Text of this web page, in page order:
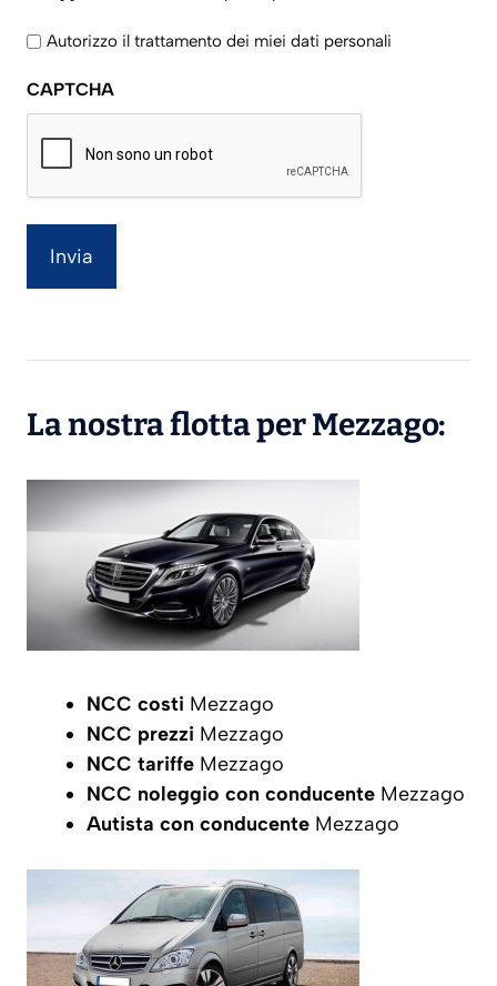
legga
l'informativa
privacy
Autorizzo il trattamento dei miei dati personali
CAPTCHA
La nostra flotta per Mezzago:
NCC costi Mezzago
NCC prezzi Mezzago
NCC tariffe Mezzago
NCC noleggio con conducente Mezzago
Autista con conducente Mezzago